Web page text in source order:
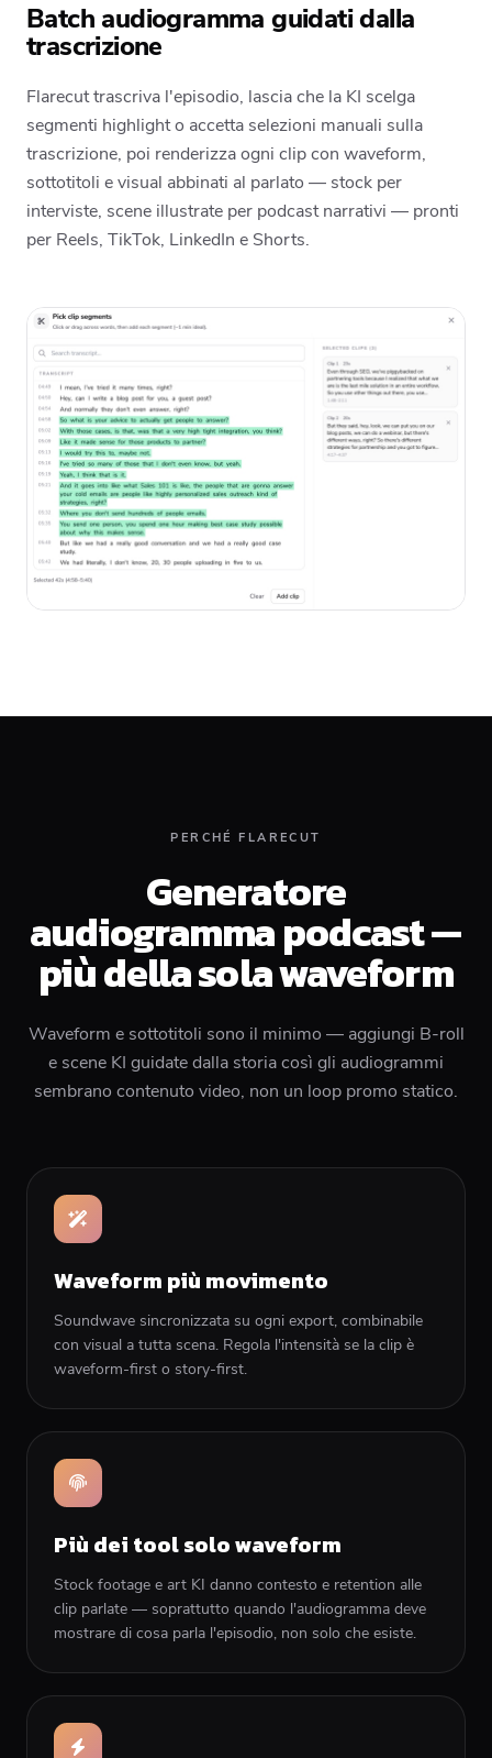
Batch audiogramma guidati dalla
trascrizione
Flarecut trascriva l'episodio, lascia che la KI scelga
segmenti highlight o accetta selezioni manuali sulla
trascrizione, poi renderizza ogni clip con waveform,
sottotitoli e visual abbinati al parlato — stock per
interviste, scene illustrate per podcast narrativi — pronti
per Reels, TikTok, LinkedIn e Shorts.
PERCHÉ FLARECUT
Generatore
audiogramma podcast —
più della sola waveform
Waveform e sottotitoli sono il minimo — aggiungi B-roll
e scene KI guidate dalla storia così gli audiogrammi
sembrano contenuto video, non un loop promo statico.
Waveform più movimento
Soundwave sincronizzata su ogni export, combinabile
con visual a tutta scena. Regola l'intensità se la clip è
waveform-first o story-first.
Più dei tool solo waveform
Stock footage e art KI danno contesto e retention alle
clip parlate — soprattutto quando l'audiogramma deve
mostrare di cosa parla l'episodio, non solo che esiste.